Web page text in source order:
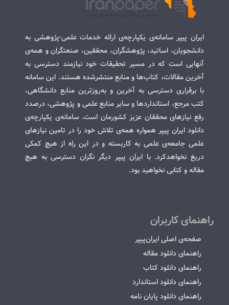
ایران پیپر سامانه‌ی یکپارچه‌ی ارائه خدمات علمی-پژوهشی به
دانشجویان، اساتید، پژوهشگران، محققین، صنعتگران و همه‌ی
آنهایی است که در مسیر تحقیقات خود نیازمند دسترسی به
آخرین مقالات، کتاب‌ها و منابع منتشرشده هستند. این سامانه
با برقراری دسترسی به آخرین و به‌روزترین منابع دانشگاهی،
کتب مرجع، استانداردها و سایر منابع علمی و پژوهشی، درصدد
رفع نیازهای محققان عزیز کشورمان است. سامانه‌ی یکپارچه‌ی
دانلود ایران پیپر همواره همه‌ی تلاش خود را در تامین نیازهای
علمی جامعه‌ی علمی به کاربسته و در این راه از هیچ کمکی
دریغ نخواهدکرد. با ایران پیپر دیگر نگران دسترسی به هیچ
مقاله و کتابی نخواهید بود.
راهنمای کاربران
صفحه‌ی اصلی ایران‌پیپر
راهنمای دانلود مقاله
راهنمای دانلود کتاب
راهنمای دانلود استاندارد
راهنمای دانلود پایان نامه